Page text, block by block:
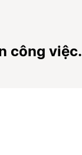
công việc.